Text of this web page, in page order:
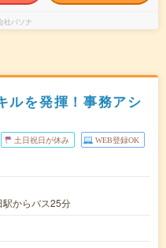
社パソナ
ルを発揮！事務アシ
土日祝日が休み WEB登録OK
からバス25分